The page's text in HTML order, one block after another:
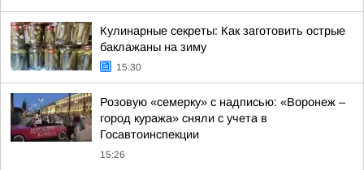
Кулинарные секреты: Как заготовить острые
баклажаны на зиму
15:30
Розовую «семерку» с надписью: «Воронеж –
город куража» сняли с учета в
Госавтоинспекции
15:26